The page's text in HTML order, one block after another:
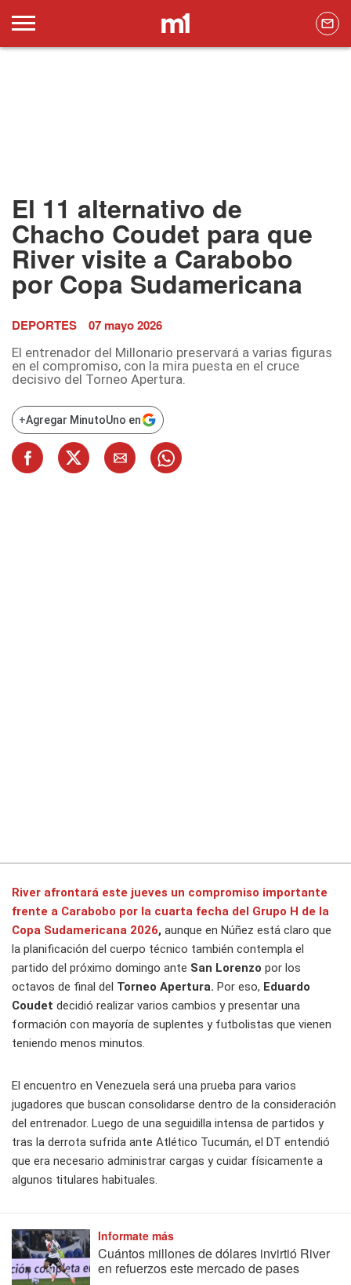
El 11 alternativo de
Chacho Coudet para que
River visite a Carabobo
por Copa Sudamericana
DEPORTES 07 mayo 2026
El entrenador del Millonario preservará a varias figuras
en el compromiso, con la mira puesta en el cruce
decisivo del Torneo Apertura.
+Agregar MinutoUno en
River afrontará este jueves un compromiso importante
frente a Carabobo por la cuarta fecha del Grupo H de la
Copa Sudamericana 2026, aunque en Núñez está claro que
la planificación del cuerpo técnico también contempla el
partido del próximo domingo ante San Lorenzo por los
octavos de final del Torneo Apertura. Por eso, Eduardo
Coudet decidió realizar varios cambios y presentar una
formación con mayoría de suplentes y futbolistas que vienen
teniendo menos minutos.
El encuentro en Venezuela será una prueba para varios
jugadores que buscan consolidarse dentro de la consideración
del entrenador. Luego de una seguidilla intensa de partidos y
tras la derrota sufrida ante Atlético Tucumán, el DT entendió
que era necesario administrar cargas y cuidar físicamente a
algunos titulares habituales.
Informate más
Cuántos millones de dólares invirtió River
en refuerzos este mercado de pases